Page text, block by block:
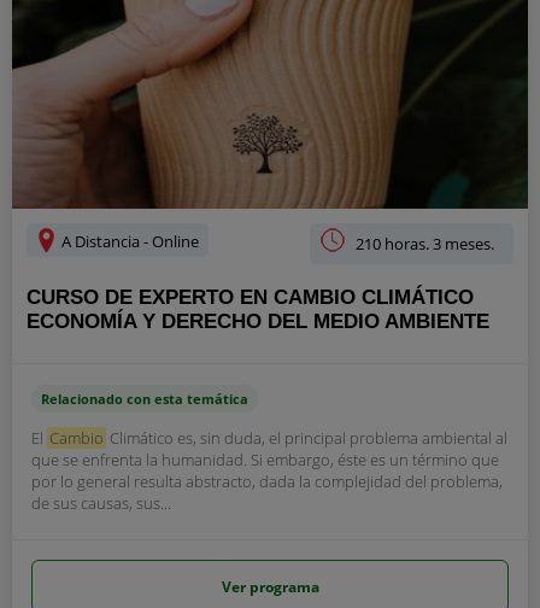
A Distancia - Online 210 horas. 3 meses.
CURSO DE EXPERTO EN CAMBIO CLIMÁTICO
ECONOMÍA Y DERECHO DEL MEDIO AMBIENTE
Relacionado con esta temática
El Cambio Climático es, sin duda, el principal problema ambiental al
que se enfrenta la humanidad. Si embargo, éste es un término que
por lo general resulta abstracto, dada la complejidad del problema,
de sus causas, sus...
Ver programa